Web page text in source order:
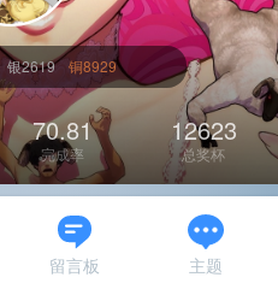
银2619 铜8929
70.81
完成率
12623
总奖杯
留言板 主题